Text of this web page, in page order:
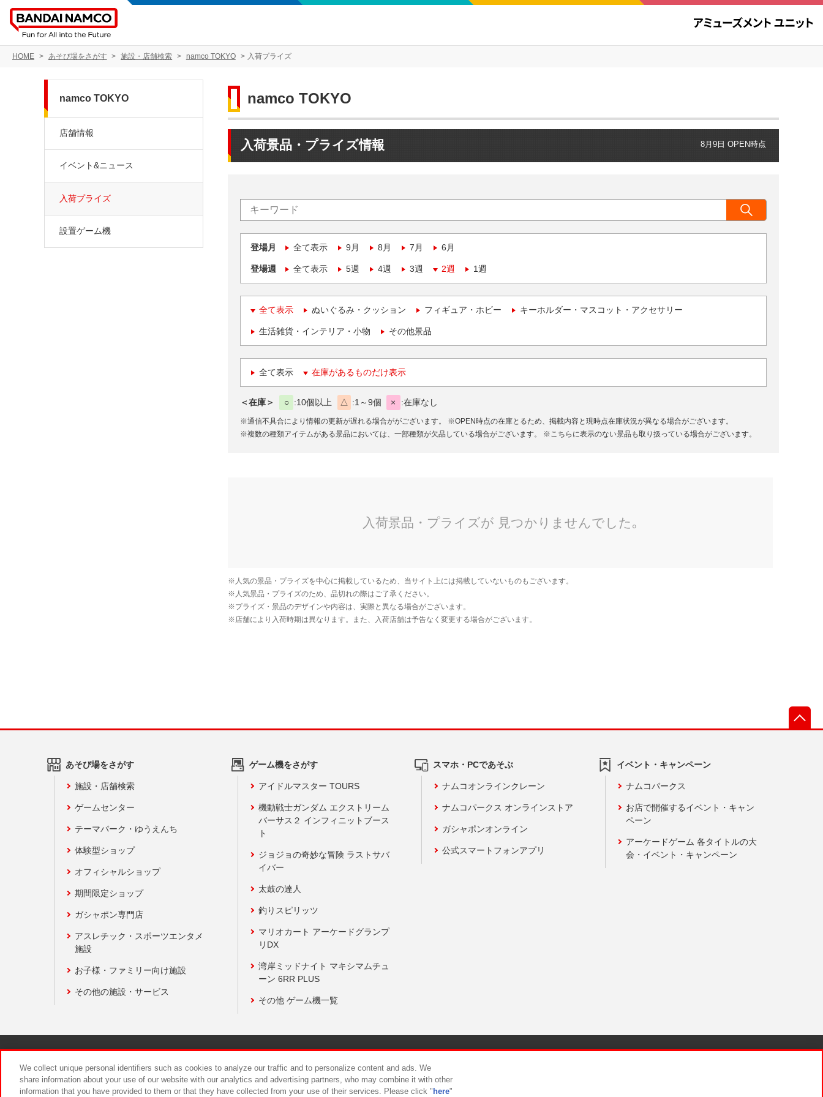
HOME あそび場をさがす 施設・店舗検索 namco TOKYO 入荷プライズ
namco TOKYO
入荷景品・プライズ情報 8月9日 OPEN時点
登場月 全て表示 9月 8月 7月 6月
登場週 全て表示 5週 4週 3週 2週 1週
全て表示 ぬいぐるみ・クッション フィギュア・ホビー キーホルダー・マスコット・アクセサリー
生活雑貨・インテリア・小物 その他景品
全て表示 在庫があるものだけ表示
＜在庫＞ ○ 10個以上 △ 1～9個 × 在庫なし
※通信不具合により情報の更新が遅れる場合ががございます。
※OPEN時点の在庫とるため、掲載内容と現時点在庫状況が異なる場合がございます。
※複数の種類アイテムがある景品においては、一部種類が欠品している場合がございます。
※こちらに表示のない景品も取り扱っている場合がございます。
namco TOKYO
店舗情報
イベント&ニュース
入荷プライズ
設置ゲーム機
あそび場をさがす
施設・店舗検索
ゲームセンター
テーマパーク・ゆうえんち
体験型ショップ
オフィシャルショップ
期間限定ショップ
ガシャポン専門店
アスレチック・スポーツエンタメ
施設
お子様・ファミリー向け施設
その他の施設・サービス
ゲーム機をさがす
アイドルマスター TOURS
機動戦士ガンダム エクストリーム
バーサス２ インフィニットブース
ト
ジョジョの奇妙な冒険 ラストサバ
イバー
太鼓の達人
釣りスピリッツ
マリオカート アーケードグランプ
リDX
湾岸ミッドナイト マキシマムチュ
ーン 6RR PLUS
その他 ゲーム機一覧
スマホ・PCであそぶ
ナムコオンラインクレーン
ナムコパークス オンラインストア
ガシャポンオンライン
公式スマートフォンアプリ
イベント・キャンペーン
ナムコパークス
お店で開催するイベント・キャン
ペーン
アーケードゲーム 各タイトルの大
会・イベント・キャンペーン
食品のご提供について カスタマーハラスメント対応方針
We collect unique personal identifiers such as cookies to analyze our traffic and to personalize content and ads. We
share information about your use of our website with our analytics and advertising partners, who may combine it with other
information that you have provided to them or that they have collected from your use of their services. Please click " here"